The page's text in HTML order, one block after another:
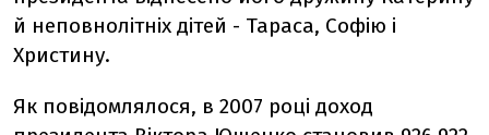
й неповнолітніх дітей - Тараса, Софію і
Христину.
Як повідомлялося, в 2007 році доход